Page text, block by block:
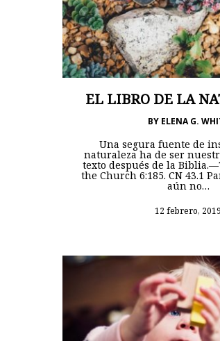
EL LIBRO DE LA
BY ELENA G.
Una segura fuente de
naturaleza ha de ser
texto después de la
the Church 6:185. CN 43.1
aún no…
12 febrero, 2019